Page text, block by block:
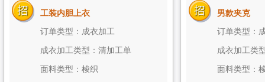
工装内胆上衣
订单类型：成衣加工
成衣加工类型：清加工单
面料类型：梭织
男款夹克
订单类型：
成衣加工类
面料类型：